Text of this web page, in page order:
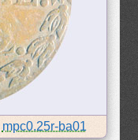
mpc0.25r-ba01